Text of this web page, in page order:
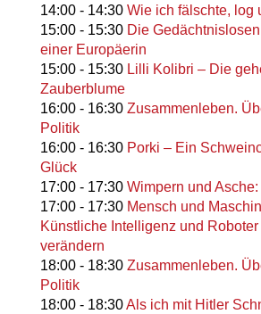
14:00- 14:30 Wie ich fälschte, log
15:00- 15:30 Die
einer Europäerin
15:00- 15:30 Lilli Kolibri – Die
Zauberblume
16:00- 16:30 Zusammenleben.
Politik
16:00- 16:30 Porki – Ein
Glück
17:00- 17:30 Wimpern und
17:00- 17:30 Mensch und
Künstliche Intelligenz und
verändern
18:00- 18:30 Zusammenleben.
Politik
18:00- 18:30Als ich mit Hitler